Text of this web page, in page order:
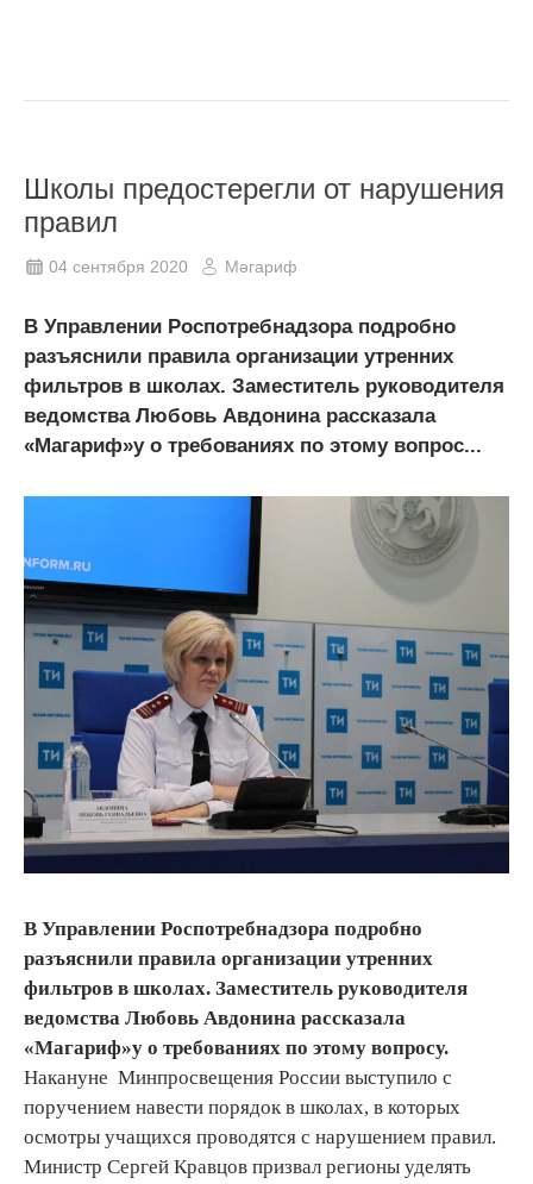
Школы предостерегли от нарушения
правил
04 сентября 2020 Мәгариф
В Управлении Роспотребнадзора подробно
разъяснили правила организации утренних
фильтров в школах. Заместитель руководителя
ведомства Любовь Авдонина рассказала
«Магариф»у о требованиях по этому вопрос...
В Управлении Роспотребнадзора подробно
разъяснили правила организации утренних
фильтров в школах. Заместитель руководителя
ведомства Любовь Авдонина рассказала
«Магариф»у о требованиях по этому вопросу.
Накануне Минпросвещения России выступило с
поручением навести порядок в школах, в которых
осмотры учащихся проводятся с нарушением правил.
Министр Сергей Кравцов призвал регионы уделять